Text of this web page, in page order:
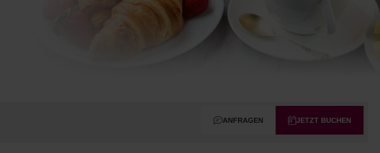
JETZT BUCHEN
ANFRAGEN